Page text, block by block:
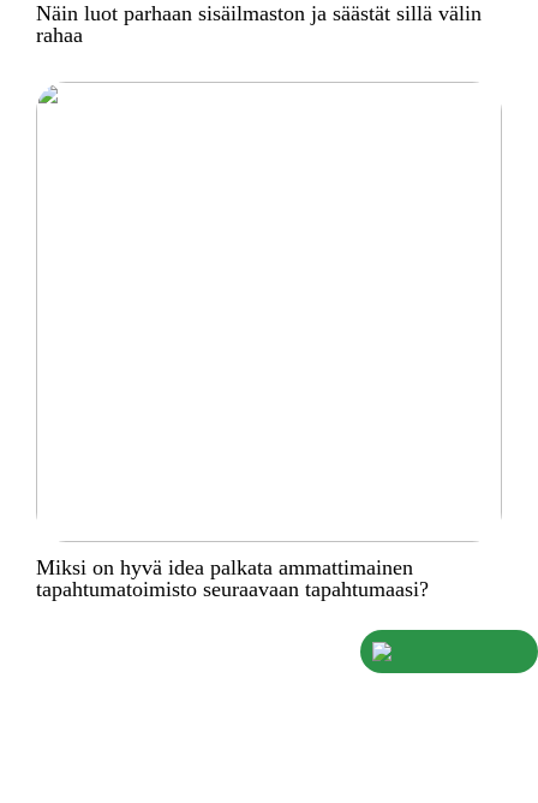
Näin luot parhaan sisäilmaston ja säästät sillä välin
rahaa
Miksi on hyvä idea palkata ammattimainen
tapahtumatoimisto seuraavaan tapahtumaasi?